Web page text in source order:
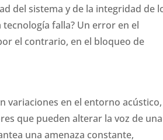
del sistema y de la integridad de
falla? Un error en el
el contrario, en el bloqueo de
variaciones en el entorno
que pueden alterar la voz de una
una amenaza constante,